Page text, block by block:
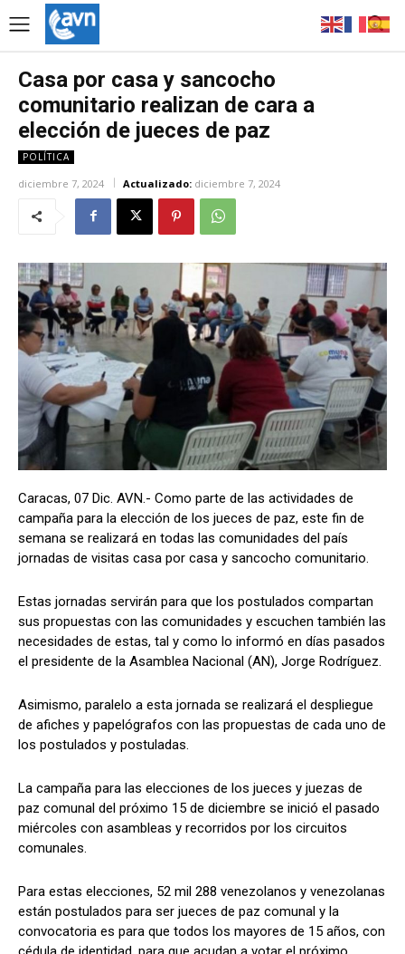
Casa por casa y sancocho
comunitario realizan de cara a
elección de jueces de paz
POLÍTICA
diciembre 7, 2024 Actualizado: diciembre 7, 2024
Caracas, 07 Dic. AVN.- Como parte de las actividades de
campaña para la elección de los jueces de paz, este fin de
semana se realizará en todas las comunidades del país
jornadas de visitas casa por casa y sancocho comunitario.
Estas jornadas servirán para que los postulados compartan
sus propuestas con las comunidades y escuchen también las
necesidades de estas, tal y como lo informó en días pasados
el presidente de la Asamblea Nacional (AN), Jorge Rodríguez.
Asimismo, paralelo a esta jornada se realizará el despliegue
de afiches y papelógrafos con las propuestas de cada uno de
los postulados y postuladas.
La campaña para las elecciones de los jueces y juezas de
paz comunal del próximo 15 de diciembre se inició el pasado
miércoles con asambleas y recorridos por los circuitos
comunales.
Para estas elecciones, 52 mil 288 venezolanos y venezolanas
están postulados para ser jueces de paz comunal y la
convocatoria es para que todos los mayores de 15 años, con